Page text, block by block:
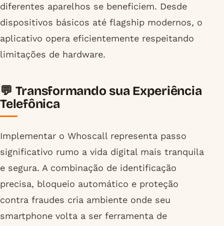
diferentes aparelhos se beneficiem. Desde
dispositivos básicos até flagship modernos, o
aplicativo opera eficientemente respeitando
limitações de hardware.
💬 Transformando sua Experiência
Telefônica
Implementar o Whoscall representa passo
significativo rumo a vida digital mais tranquila
e segura. A combinação de identificação
precisa, bloqueio automático e proteção
contra fraudes cria ambiente onde seu
smartphone volta a ser ferramenta de